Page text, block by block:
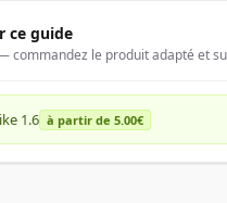
ce guide
commandez le produit adapté et
1.6 à partir de 5.00€